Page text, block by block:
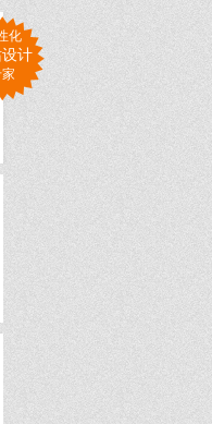
化
设计